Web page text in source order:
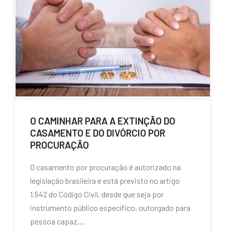
O CAMINHAR PARA A EXTINÇÃO DO
CASAMENTO E DO DIVÓRCIO POR
PROCURAÇÃO
O casamento por procuração é autorizado na
legislação brasileira e está previsto no artigo
1.542 do Código Civil, desde que seja por
instrumento público específico, outorgado para
pessoa capaz,...